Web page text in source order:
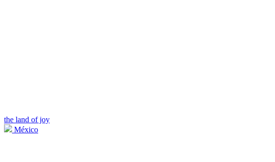
the land of joy
México